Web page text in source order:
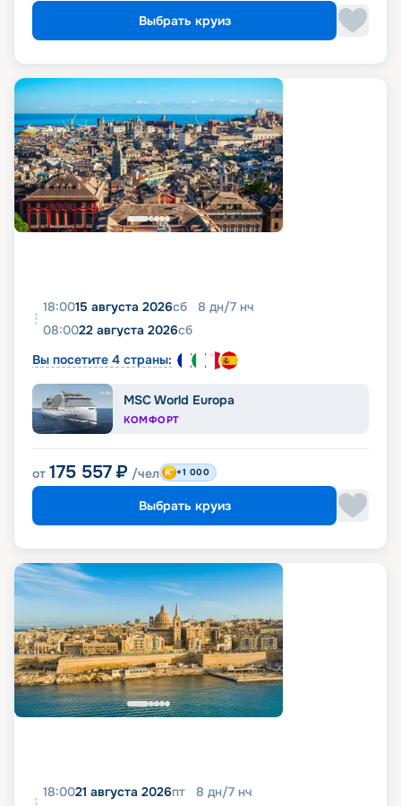
Выбрать круиз
18:0015 августа 2026сб 8 дн/7 нч
08:0022 августа 2026сб
Вы посетите 4 страны:
MSC World Europa
КОМФОРТ
от 175 557 ₽ /чел +1 000
Выбрать круиз
18:0021 августа 2026пт 8 дн/7 нч